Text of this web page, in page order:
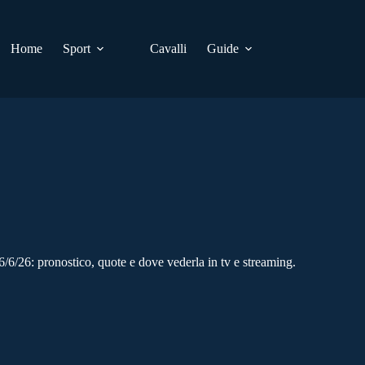
Home Sport Cavalli Guide
26: pronostico, quote e dove vederla in tv e streaming.